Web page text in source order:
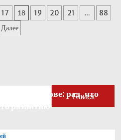
17 18 19 20 21 …
88
Далее
Поиск
Ахтямове: рад, что
развитию